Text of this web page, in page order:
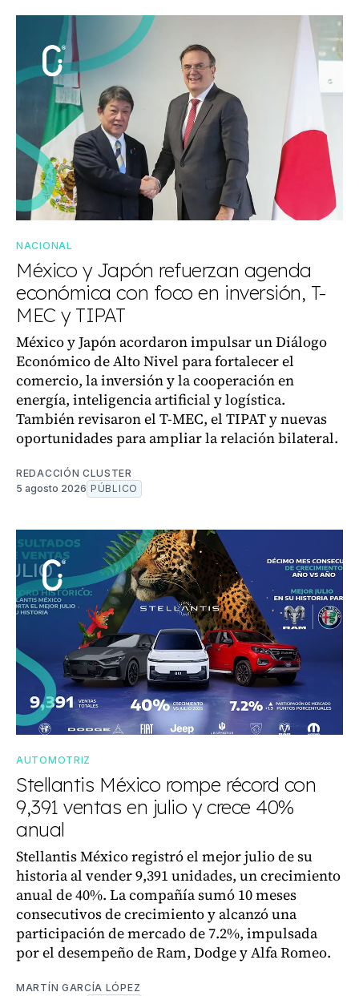
NACIONAL
México y Japón refuerzan agenda
económica con foco en inversión, T-
MEC y TIPAT
México y Japón acordaron impulsar un Diálogo
Económico de Alto Nivel para fortalecer el
comercio, la inversión y la cooperación en
energía, inteligencia artificial y logística.
También revisaron el T-MEC, el TIPAT y nuevas
oportunidades para ampliar la relación bilateral.
REDACCIÓN CLUSTER
5 agosto 2026 PÚBLICO
AUTOMOTRIZ
Stellantis México rompe récord con
9,391 ventas en julio y crece 40%
anual
Stellantis México registró el mejor julio de su
historia al vender 9,391 unidades, un crecimiento
anual de 40%. La compañía sumó 10 meses
consecutivos de crecimiento y alcanzó una
participación de mercado de 7.2%, impulsada
por el desempeño de Ram, Dodge y Alfa Romeo.
MARTÍN GARCÍA LÓPEZ